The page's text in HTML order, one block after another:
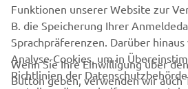
Funktionen unserer Website zur
B. die Speicherung Ihrer
Sprachpräferenzen. Darüber
Analyse-Cookies, um in
Richtlinien der
Wenn Sie Ihre Einwilligung über
Button geben, verwenden wir auch